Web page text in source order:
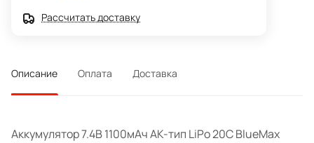
Рассчитать доставку
Описание Оплата Доставка
Аккумулятор 7.4В 1100мАч АК-тип LiPo 20С BlueMax